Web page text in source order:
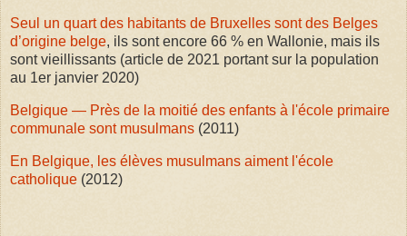
Seul un quart des habitants de Bruxelles sont des Belges
d’origine belge, ils sont encore 66 % en Wallonie, mais ils
sont vieillissants (article de 2021 portant sur la population
au 1er janvier 2020)
Belgique — Près de la moitié des enfants à l'école primaire
communale sont musulmans (2011)
En Belgique, les élèves musulmans aiment l'école
catholique (2012)